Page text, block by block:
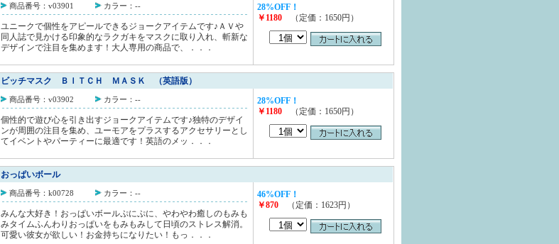
商品番号：v03901 カラー：--
ユニークで個性をアピールできるジョークアイテムです♪ＡＶや
同人誌で見かける印象的なラクガキをマスクに取り入れ、斬新な
デザインで注目を集めます！大人専用の商品で、．．．
28%OFF！
￥1180 （定価：1650円）
ビッチマスク ＢＩＴＣＨ ＭＡＳＫ （英語版）
商品番号：v03902 カラー：--
個性的で遊び心を引き出すジョークアイテムです♪独特のデザイ
ンが周囲の注目を集め、ユーモアをプラスするアクセサリーとし
てイベントやパーティーに最適です！英語のメッ．．．
28%OFF！
￥1180 （定価：1650円）
おっぱいボール
商品番号：k00728 カラー：--
みんな大好き！おっぱいボールぷにぷに、やわやわ癒しのもみも
みタイムふんわりおっぱいをもみもみして日頃のストレス解消。
可愛い彼女が欲しい！お金持ちになりたい！もっ．．．
46%OFF！
￥870 （定価：1623円）